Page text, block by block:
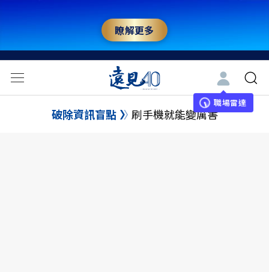
瞭解更多
職場雷達
破除資訊盲點 刷手機就能變厲害